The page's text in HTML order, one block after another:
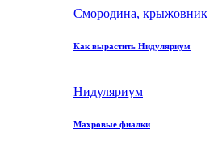
Смородина, крыжовник
Как вырастить Нидуляриум
Нидуляриум
Махровые фиалки